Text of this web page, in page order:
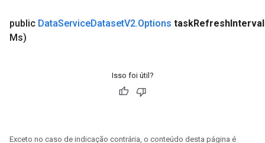
public DataServiceDatasetV2.Options taskRefreshInterval
Ms)
Isso foi útil?
Exceto no caso de indicação contrária, o conteúdo desta página é